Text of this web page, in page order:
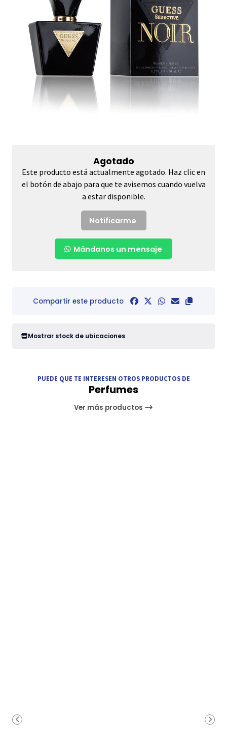
Agotado
Este producto está actualmente agotado. Haz clic en
el botón de abajo para que te avisemos cuando vuelva
a estar disponible.
Notificarme
Mándanos un mensaje
Compartir este producto
Mostrar stock de ubicaciones
PUEDE QUE TE INTERESEN OTROS PRODUCTOS DE
Perfumes
Ver más productos